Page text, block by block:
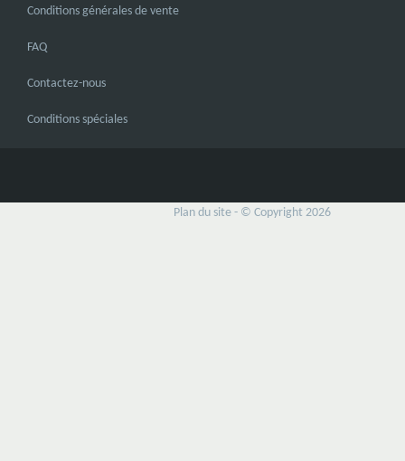
Conditions générales de vente
FAQ
Contactez-nous
Conditions spéciales
Plan du site - © Copyright 2026